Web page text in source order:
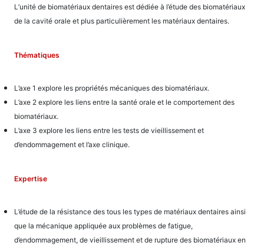
L’unité de biomatériaux dentaires est dédiée à l’étude des biomatériaux
de la cavité orale et plus particulièrement les matériaux dentaires.
Thématiques
L’axe 1 explore les propriétés mécaniques des biomatériaux.
L’axe 2 explore les liens entre la santé orale et le comportement des
biomatériaux.
L’axe 3 explore les liens entre les tests de vieillissement et
d’endommagement et l’axe clinique.
Expertise
L’étude de la résistance des tous les types de matériaux dentaires ainsi
que la mécanique appliquée aux problèmes de fatigue,
d’endommagement, de vieillissement et de rupture des biomatériaux en